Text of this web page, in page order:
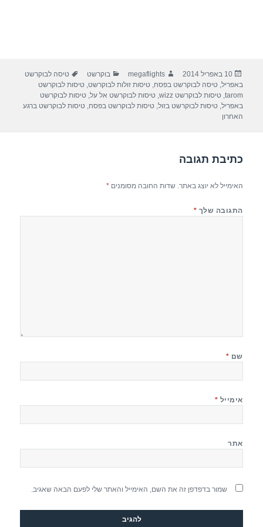
פורסם
בתאריך
10 באפריל 2014 מחבר
megaflights קטגוריות
בוקרשט תגיות
טיסה לבוקרשט
באפריל,טיסה לבוקרשט בפסח,טיסות זולות לבוקרשט,טיסות לבוקרשט
tarom
,טיסות לבוקרשט wizz ,טיסות לבוקרשט אל על,טיסות לבוקרשט
באפריל,טיסות לבוקרשט בזול,טיסות לבוקרשט בפסח,טיסות לבוקרשט ברגע
האחרון
כתיבת תגובה
האימייל לא יוצג באתר. שדות החובה מסומנים*
התגובה שלך *
שם *
אימייל *
אתר
שמור בדפדפן זה את השם, האימייל והאתר שלי לפעם הבאה שאגיב.